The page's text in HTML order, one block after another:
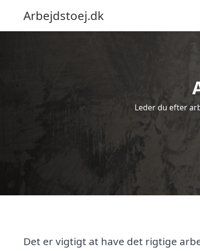
Arbejdstoej.dk
Leder du efter
Det er vigtigt at have det rigtige